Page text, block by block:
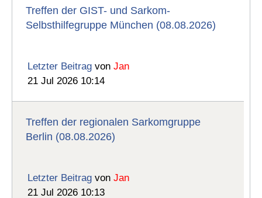
Treffen der GIST- und Sarkom-
Selbsthilfegruppe München (08.08.2026)
Letzter Beitrag vonJan
21 Jul 2026 10:14
Treffen der regionalen Sarkomgruppe
Berlin (08.08.2026)
Letzter Beitrag vonJan
21 Jul 2026 10:13